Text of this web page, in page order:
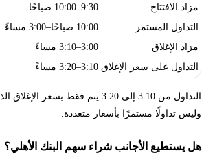
مزاد الافتتاح
9:30–10:00 صباحًا
التداول المستمر
10:00 صباحًا–3:00 مساءً
مزاد الإغلاق
3:00–3:10 مساءً
التداول على سعر الإغلاق 3:10–3:20 مساءً
التداول من 3:10 إلى 3:20 يتم فقط
وليس تداولًا مستمرًا بأسعار متعددة.
هل يستطيع الأجانب شراء سهم البنك الأهلي؟